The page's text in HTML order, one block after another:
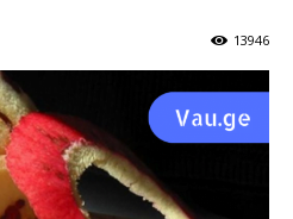
13946